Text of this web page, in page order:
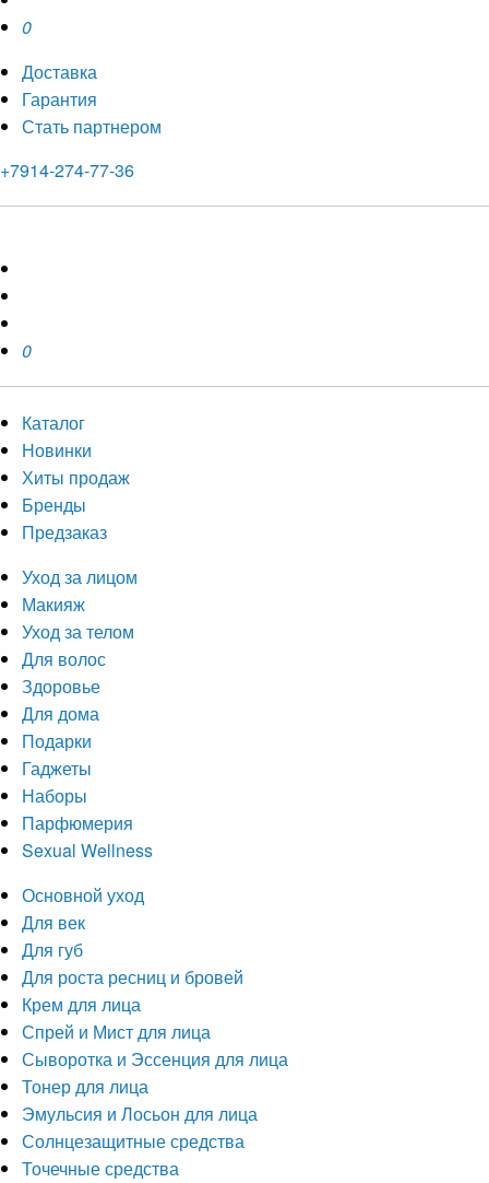
0
Доставка
Гарантия
Стать партнером
+7914-274-77-36
0
Каталог
Новинки
Хиты продаж
Бренды
Предзаказ
Уход за лицом
Макияж
Уход за телом
Для волос
Здоровье
Для дома
Подарки
Гаджеты
Наборы
Парфюмерия
Sexual Wellness
Основной уход
Для век
Для губ
Для роста ресниц и бровей
Крем для лица
Спрей и Мист для лица
Сыворотка и Эссенция для лица
Тонер для лица
Эмульсия и Лосьон для лица
Солнцезащитные средства
Точечные средства